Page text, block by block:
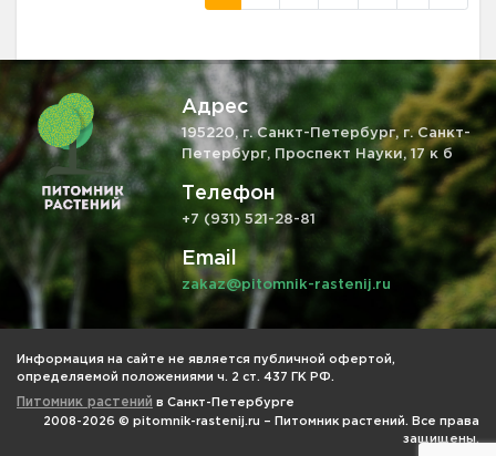
Адрес
195220, г. Санкт-Петербург, г. Санкт-
Петербург, Проспект Науки, 17 к б
Телефон
+7 (931) 521-28-81
Email
zakaz@pitomnik-rastenij.ru
Информация на сайте не является публичной офертой,
определяемой положениями ч. 2 ст. 437 ГК РФ.
Питомник растений в Санкт-Петербурге
2008-2026 © pitomnik-rastenij.ru – Питомник растений. Все права
защищены.